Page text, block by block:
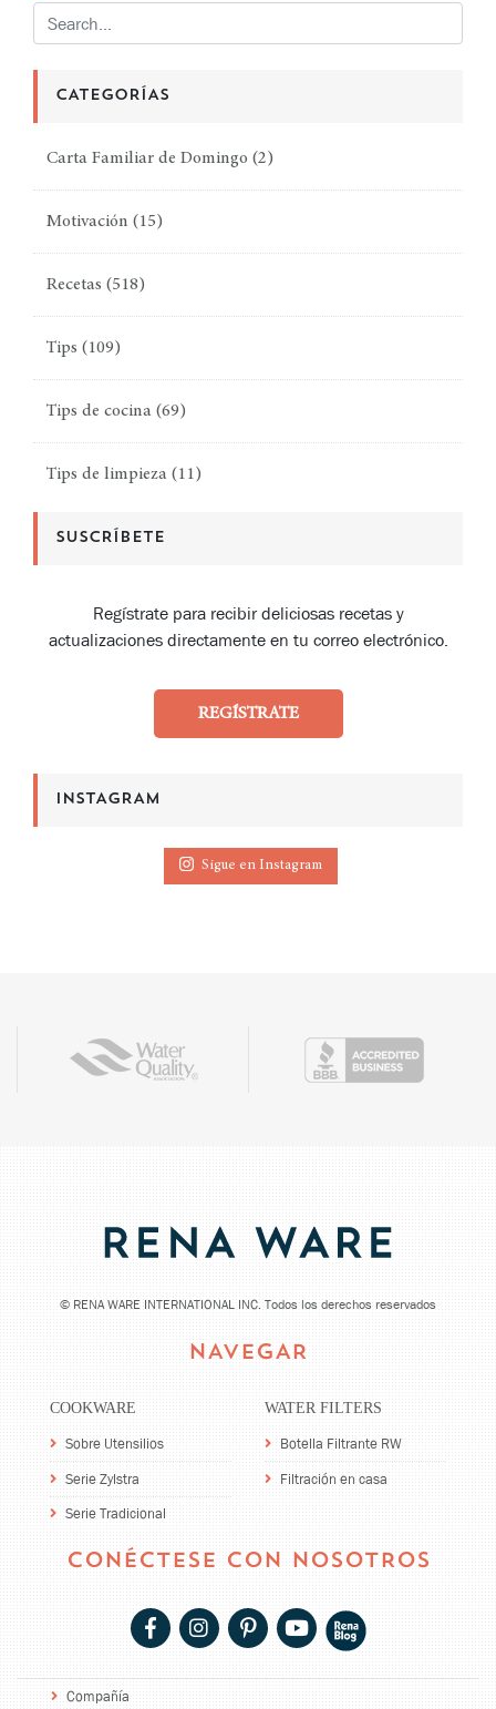
CATEGORÍAS
Carta Familiar de Domingo (2)
Motivación (15)
Recetas (518)
Tips (109)
Tips de cocina (69)
Tips de limpieza (11)
SUSCRÍBETE
Regístrate para recibir deliciosas recetas y
actualizaciones directamente en tu correo electrónico.
REGÍSTRATE
INSTAGRAM
Sigue en Instagram
© RENA WARE INTERNATIONAL INC. Todos los derechos reservados
NAVEGAR
COOKWARE
Sobre Utensilios
Serie Zylstra
Serie Tradicional
WATER FILTERS
Botella Filtrante RW
Filtración en casa
CONÉCTESE CON NOSOTROS
Compañía